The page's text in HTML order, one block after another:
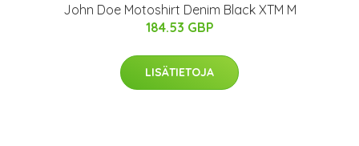
John Doe Motoshirt Denim Black XTM M
184.53 GBP
LISÄTIETOJA